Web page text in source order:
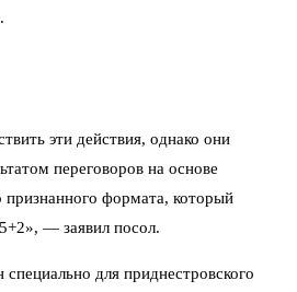
эти действия, однако они
переговоров на основе
формата, который
— заявил посол.
для приднестровского